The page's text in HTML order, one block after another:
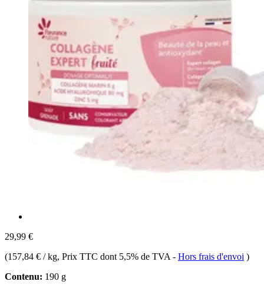
29,99 €
(157,84 € / kg, Prix TTC dont 5,5% de TVA - Hors frais d'envoi )
Contenu: 190 g